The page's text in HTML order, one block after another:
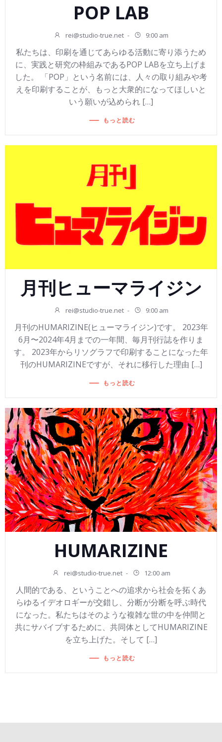
POP LAB
rei@studio-true.net - 9:00 am
私たちは、印刷を通じてあらゆる活動に寄り添うため
に、実践と研究の枠組みであるPOP LABを立ち上げま
した。 「POP」という名前には、人々の取り組みや考
えを印刷することが、もっと大衆的になってほしいと
いう願いが込められ […]
もっと読む
月刊ヒューマライジン
rei@studio-true.net - 9:00 am
月刊のHUMARIZINE(ヒューマライジン)です。 2023年
6月〜2024年4月までの一年間、毎月刊行誌を作りま
す。 2023年からリソグラフで印刷することになった年
刊のHUMARIZINEですが、それに移行した理由 […]
もっと読む
HUMARIZINE
rei@studio-true.net - 12:00 am
人間的である、ということへの追求から社会を拓くあ
らゆるイデオロギーが交錯し、分断が分断を呼ぶ時代
になった。私たちはそのような複雑な世の中を仲間と
共にサバイブするために、共同体としてHUMARIZINE
を立ち上げた。そして […]
もっと読む